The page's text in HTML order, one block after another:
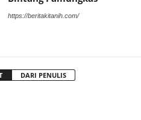
https://beritakitanih.com/
DARI PENULIS